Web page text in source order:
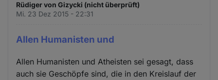
Rüdiger von Gizycki (nicht überprüft)
Mi. 23 Dez 2015 - 22:31
Allen Humanisten und
Allen Humanisten und Atheisten sei gesagt, dass
auch sie Geschöpfe sind, die in den Kreislauf der